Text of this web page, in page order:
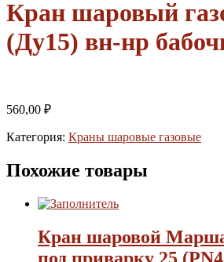
Кран шаровый
(Ду15) вн-нр
560,00 ₽
Категория: Краны шаровые газовые
Похожие товары
Кран шаровой
под приварку 25